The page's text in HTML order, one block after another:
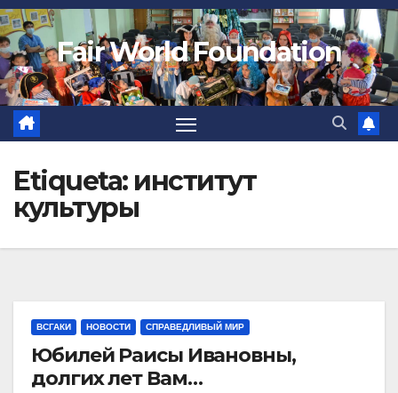
Fair World Foundation
Etiqueta: институт
культуры
ВСГАКИ НОВОСТИ СПРАВЕДЛИВЫЙ МИР
Юбилей Раисы Ивановны,
долгих лет Вам…